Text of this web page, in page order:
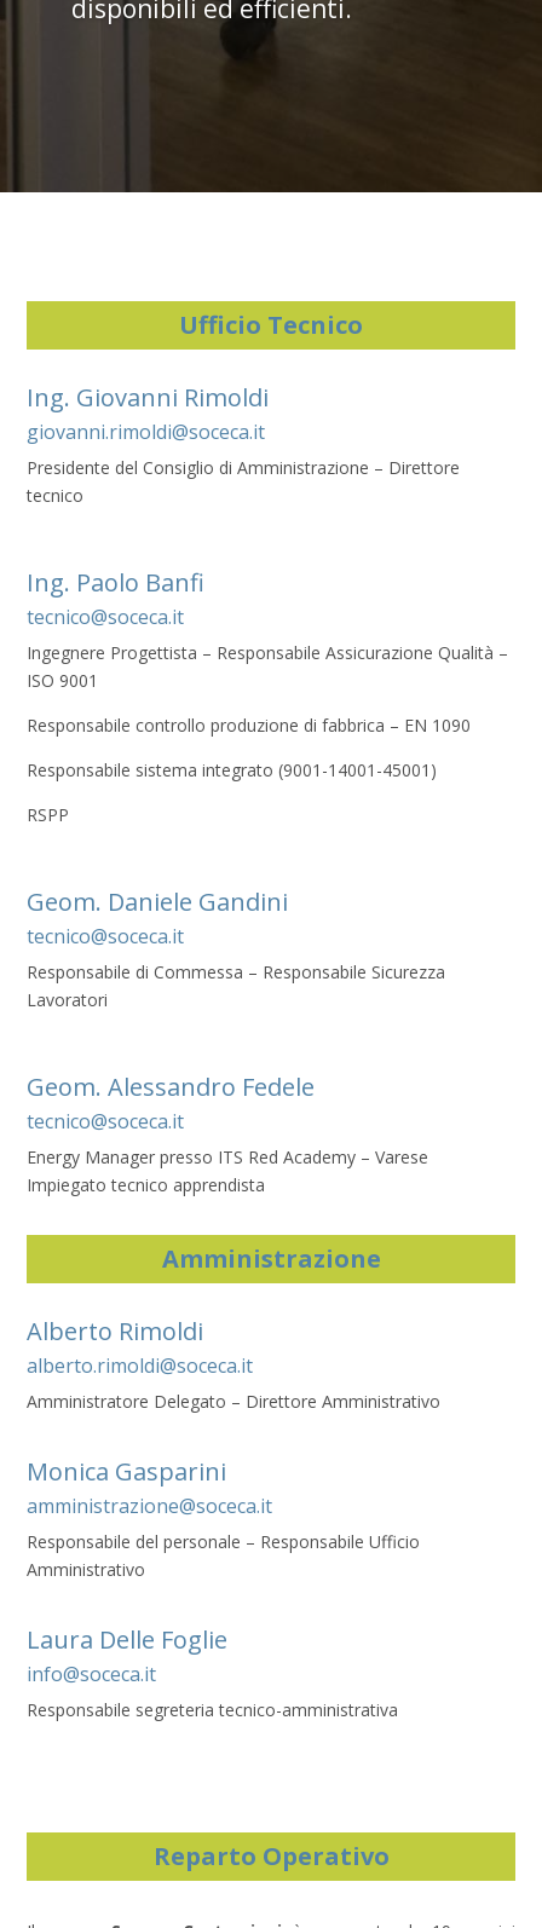
disponibili ed efficienti.
Ufficio Tecnico
Ing. Giovanni Rimoldi
giovanni.rimoldi@soceca.it
Presidente del Consiglio di Amministrazione – Direttore
tecnico
Ing. Paolo Banfi
tecnico@soceca.it
Ingegnere Progettista – Responsabile Assicurazione Qualità –
ISO 9001
Responsabile controllo produzione di fabbrica – EN 1090
Responsabile sistema integrato (9001-14001-45001)
RSPP
Geom. Daniele Gandini
tecnico@soceca.it
Responsabile di Commessa – Responsabile Sicurezza
Lavoratori
Geom. Alessandro Fedele
tecnico@soceca.it
Energy Manager presso ITS Red Academy – Varese
Impiegato tecnico apprendista
Amministrazione
Alberto Rimoldi
alberto.rimoldi@soceca.it
Amministratore Delegato – Direttore Amministrativo
Monica Gasparini
amministrazione@soceca.it
Responsabile del personale – Responsabile Ufficio
Amministrativo
Laura Delle Foglie
info@soceca.it
Responsabile segreteria tecnico-amministrativa
Reparto Operativo